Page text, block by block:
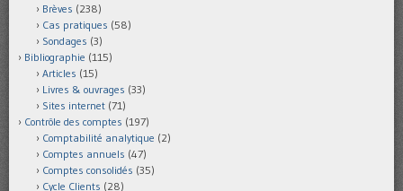
Brèves (238)
Cas pratiques (58)
Sondages (3)
Bibliographie (115)
Articles (15)
Livres & ouvrages (33)
Sites internet (71)
Contrôle des comptes (197)
Comptabilité analytique (2)
Comptes annuels (47)
Comptes consolidés (35)
Cycle Clients (28)